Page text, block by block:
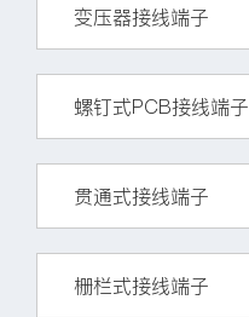
变压器接线端子
螺钉式PCB接线端子
贯通式接线端子
栅栏式接线端子